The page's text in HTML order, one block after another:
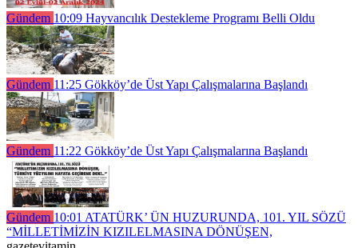
Gündem 10:09 Hayvancılık Destekleme Programı Belli Oldu
Gündem 11:25 Gökköy’de Üst Yapı Çalışmalarına Başlandı
Gündem 11:22 Gökköy’de Üst Yapı Çalışmalarına Başlandı
Gündem 10:01 ATATÜRK’ ÜN HUZURUNDA, 101. YIL SÖZÜ
“MİLLETİMİZİN KIZILELMASINA DÖNÜŞEN,